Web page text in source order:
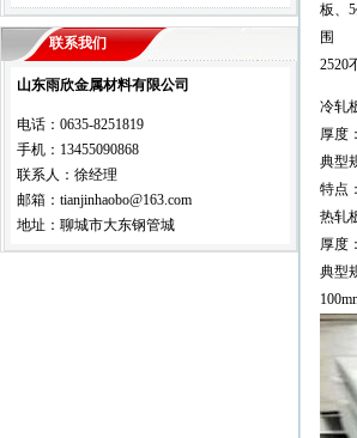
联系我们
山东雨欣金属材料有限公司
电话：0635-8251819
手机：13455090868
联系人：徐经理
邮箱：tianjinhaobo@163.com
地址：聊城市大东钢管城
板、
围
2520
冷轧
厚度
典型
特点
热轧
厚度
典型